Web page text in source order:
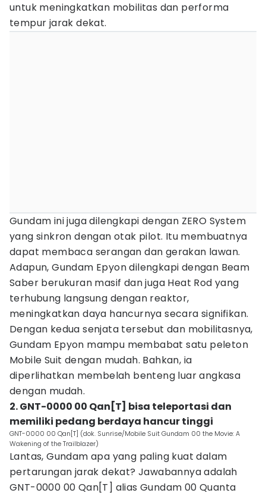
untuk meningkatkan mobilitas dan performa
tempur jarak dekat.
Gundam ini juga dilengkapi dengan ZERO System
yang sinkron dengan otak pilot. Itu membuatnya
dapat membaca serangan dan gerakan lawan.
Adapun, Gundam Epyon dilengkapi dengan Beam
Saber berukuran masif dan juga Heat Rod yang
terhubung langsung dengan reaktor,
meningkatkan daya hancurnya secara signifikan.
Dengan kedua senjata tersebut dan mobilitasnya,
Gundam Epyon mampu membabat satu peleton
Mobile Suit dengan mudah. Bahkan, ia
diperlihatkan membelah benteng luar angkasa
dengan mudah.
2. GNT-0000 00 Qan[T] bisa teleportasi dan
memiliki pedang berdaya hancur tinggi
GNT-0000 00 Qan[T] (dok. Sunrise/Mobile Suit Gundam 00 the Movie: A
Wakening of the Trailblazer)
Lantas, Gundam apa yang paling kuat dalam
pertarungan jarak dekat? Jawabannya adalah
GNT-0000 00 Qan[T] alias Gundam 00 Quanta